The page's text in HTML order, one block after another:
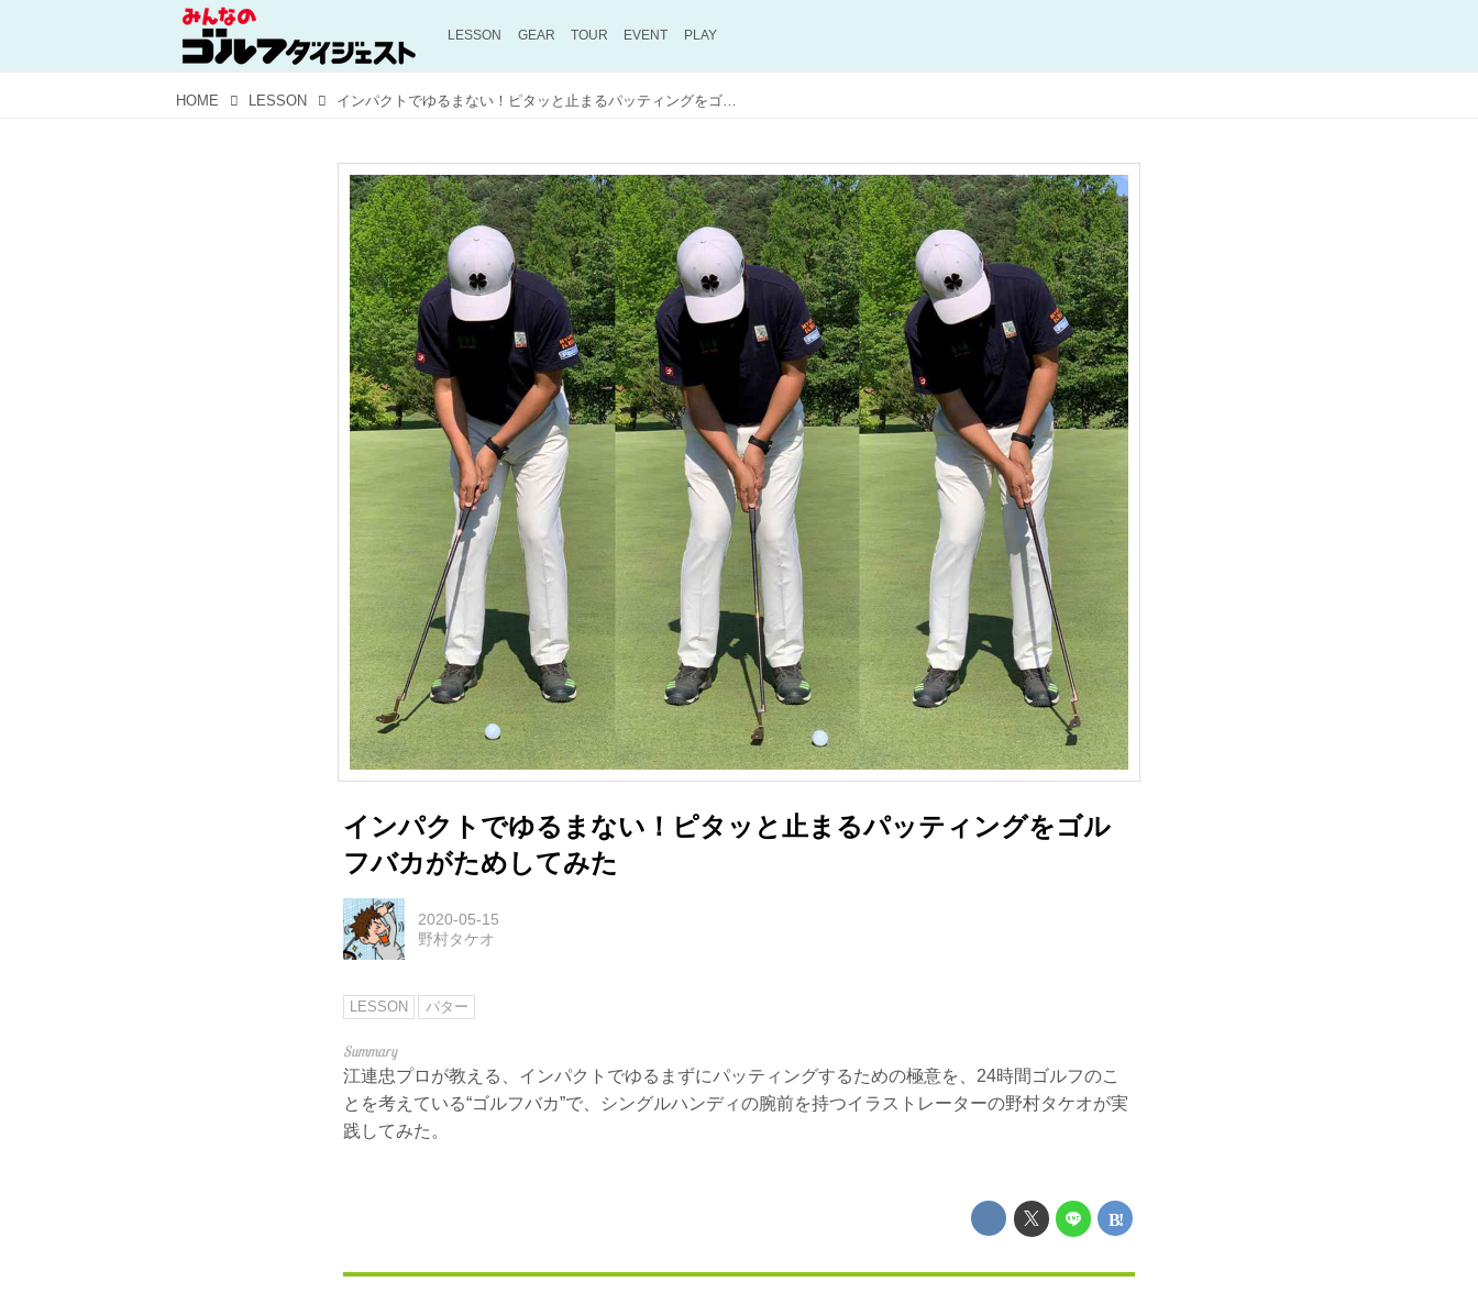
LESSON GEAR TOUR EVENT PLAY
HOME LESSON インパクトでゆるまない！ピタッと止まるパッティングをゴルフバカがためしてみた
インパクトでゆるまない！ピタッと止まるパッティングをゴル
フバカがためしてみた
2020-05-15
野村タケオ
LESSON パター
江連忠プロが教える、インパクトでゆるまずにパッティングするための極意を、24時間ゴルフのこ
とを考えている“ゴルフバカ”で、シングルハンディの腕前を持つイラストレーターの野村タケオが実
践してみた。